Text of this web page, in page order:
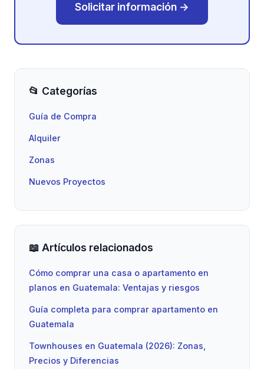
Solicitar información →
📂 Categorías
Guía de Compra
Alquiler
Zonas
Nuevos Proyectos
📖 Artículos relacionados
Cómo comprar una casa o apartamento en
planos en Guatemala: Ventajas y riesgos
Guía completa para comprar apartamento en
Guatemala
Townhouses en Guatemala (2026): Zonas,
Precios y Diferencias